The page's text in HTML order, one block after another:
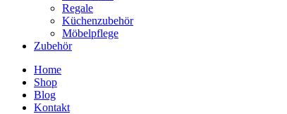
Regale
Küchenzubehör
Möbelpflege
Zubehör
Home
Shop
Blog
Kontakt